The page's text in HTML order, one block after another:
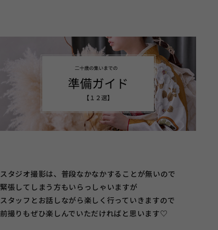
スタジオ撮影は、普段なかなかすることが無いので
緊張してしまう方もいらっしゃいますが
スタッフとお話しながら楽しく行っていきますので
前撮りもぜひ楽しんでいただければと思います♡